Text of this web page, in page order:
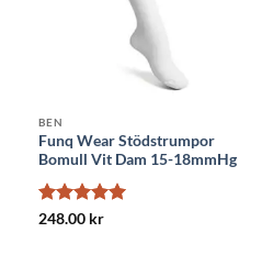
BEN
Funq Wear Stödstrumpor
Bomull Vit Dam 15-18mmHg
Betygsatt
248.00 kr